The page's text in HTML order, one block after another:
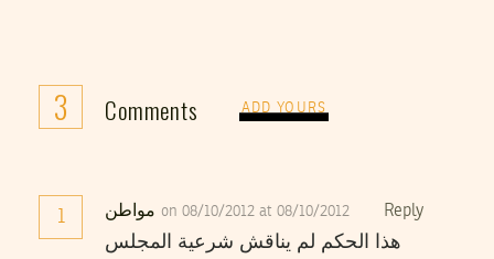
3 Comments ADD YOURS
1 مواطن on 08/10/2012 at 08/10/2012 Reply
هذا الحكم لم يناقش شرعية المجلس